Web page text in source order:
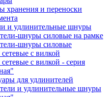
хранения и переноски
и удлинительные шнуры
шнуры силовые на рамке
шнуры силовые
с вилкой
с вилкой - серия
для удлинителей
и удлинительные шнуры